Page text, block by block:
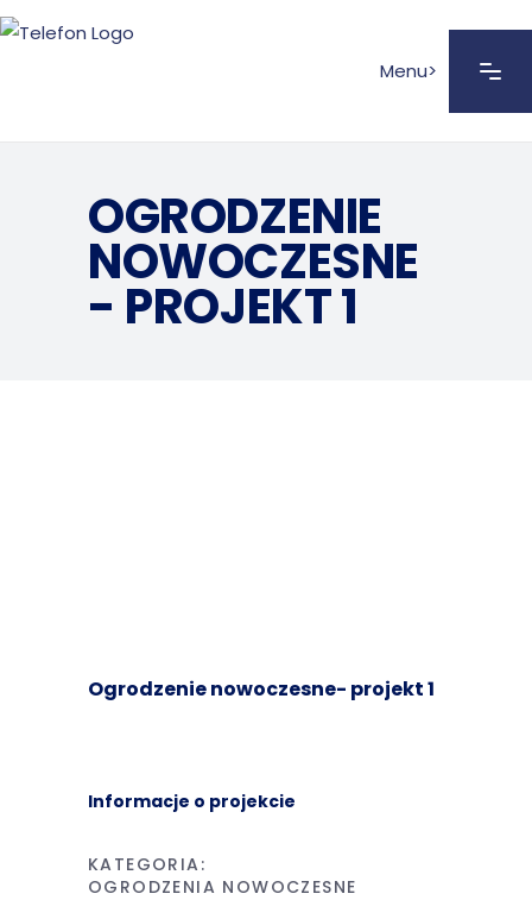
Menu>
OGRODZENIE
NOWOCZESNE
- PROJEKT 1
Ogrodzenie nowoczesne- projekt 1
Informacje o projekcie
KATEGORIA:
OGRODZENIA NOWOCZESNE